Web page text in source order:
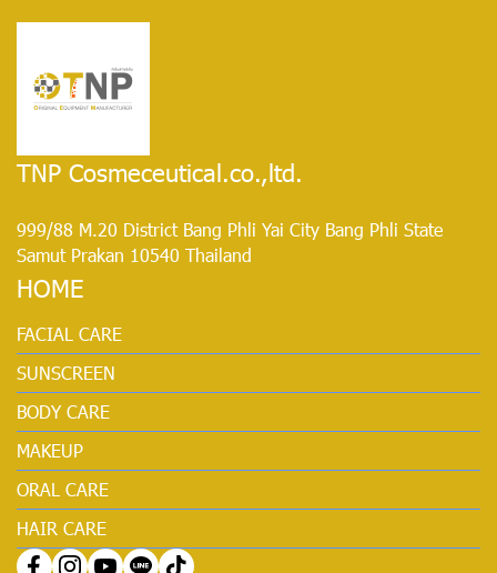
TNP Cosmeceutical.co.,ltd.
999/88 M.20 District Bang Phli Yai City Bang Phli State
Samut Prakan 10540 Thailand
HOME
FACIAL CARE
SUNSCREEN
BODY CARE
MAKEUP
ORAL CARE
HAIR CARE